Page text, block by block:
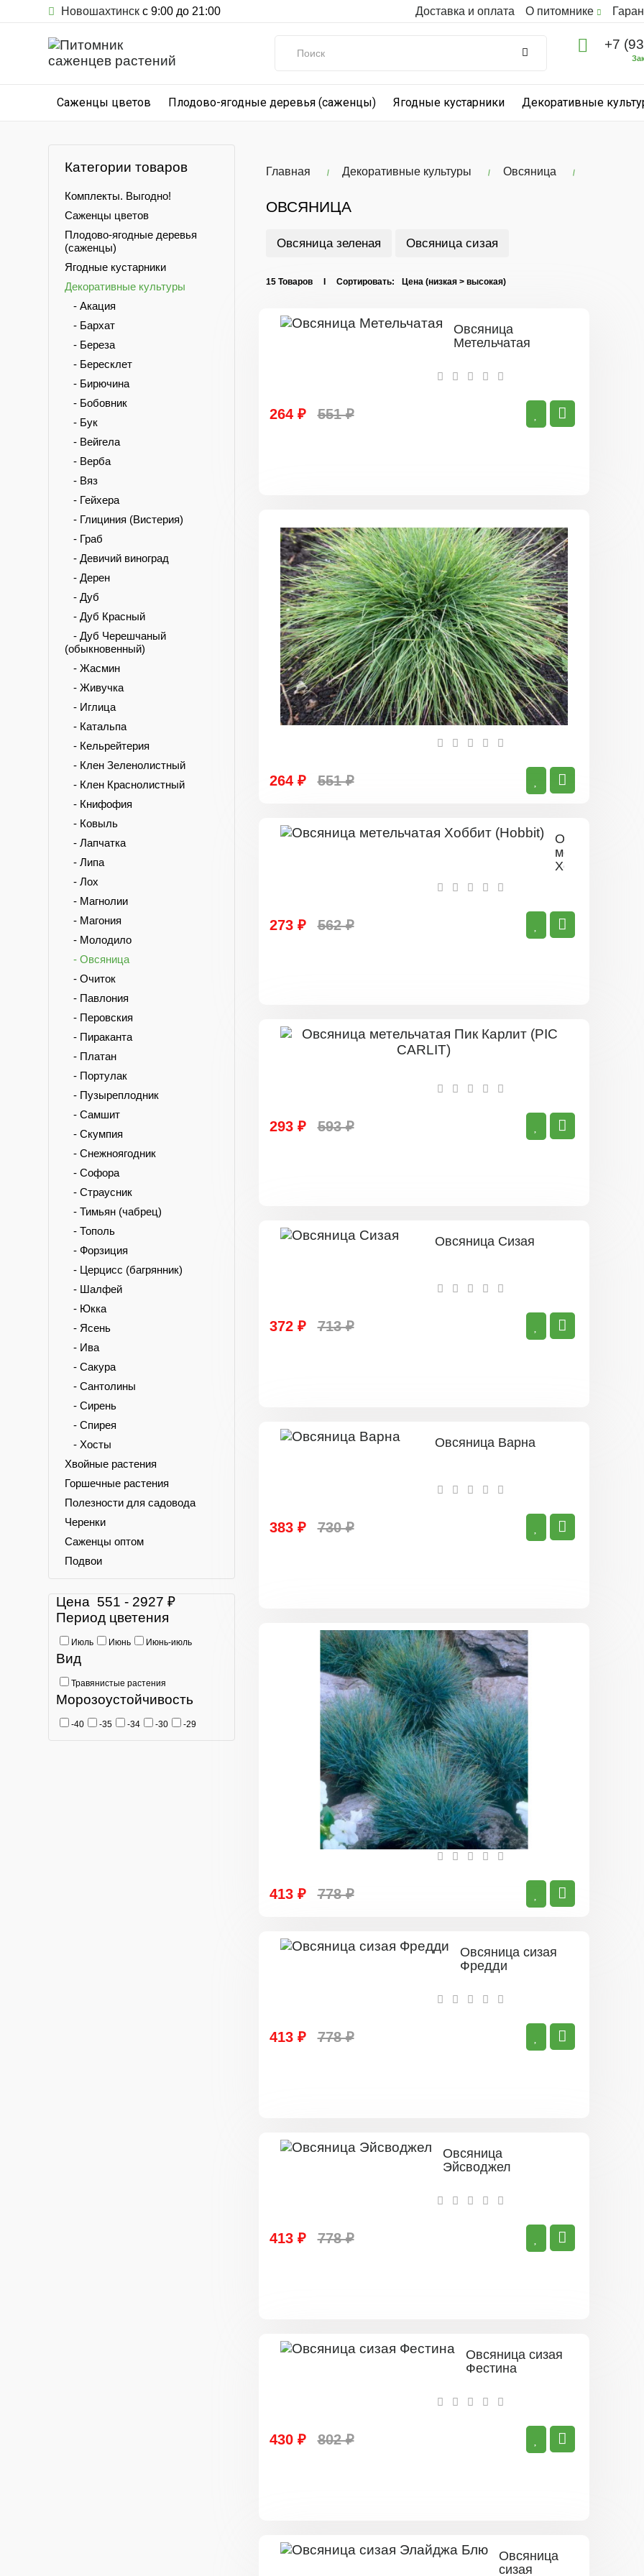
Новошахтинск с 9:00 до 21:00 Доставка и оплата О питомнике
+7
Саженцы цветов Плодово-ягодные деревья (саженцы) Ягодные кустарники Декоративные
Категории товаров
Комплекты. Выгодно!
Саженцы цветов
Плодово-ягодные деревья
(саженцы)
Ягодные кустарники
Декоративные культуры
- Акация
- Бархат
- Береза
- Бересклет
- Бирючина
- Бобовник
- Бук
- Вейгела
- Верба
- Вяз
- Гейхера
- Глициния (Вистерия)
- Граб
- Девичий виноград
- Дерен
- Дуб
- Дуб Красный
- Дуб Черешчаный
(обыкновенный)
- Жасмин
- Живучка
- Иглица
- Катальпа
- Кельрейтерия
- Клен Зеленолистный
- Клен Краснолистный
- Книфофия
- Ковыль
- Лапчатка
- Липа
- Лох
- Магнолии
- Магония
- Молодило
- Овсяница
- Очиток
- Павлония
- Перовския
- Пираканта
- Платан
- Портулак
- Пузыреплодник
- Самшит
- Скумпия
- Снежноягодник
- Софора
- Страусник
- Тимьян (чабрец)
- Тополь
- Форзиция
- Церцисс (багрянник)
- Шалфей
- Юкка
- Ясень
- Ива
- Сакура
- Сантолины
- Сирень
- Спирея
- Хосты
Хвойные растения
Горшечные растения
Полезности для садовода
Черенки
Саженцы оптом
Подвои
Цена 551 - 2927 ₽
Период цветения
Июль Июнь Июнь-июль
Вид
Травянистые растения
Морозоустойчивость
-40 -35 -34 -30 -29
Главная Декоративные культуры Овсяница
ОВСЯНИЦА
Овсяница зеленая Овсяница сизая
15 Товаров I Сортировать:
Овсяница
Метельчатая
264 ₽ 551 ₽
264 ₽ 551 ₽
Овсяница
метельчатая
Хоббит
273 ₽ 562 ₽
293 ₽ 593 ₽
Овсяница Сизая
372 ₽ 713 ₽
Овсяница Варна
383 ₽ 730 ₽
413 ₽ 778 ₽
Овсяница сизая
Фредди
413 ₽ 778 ₽
Овсяница
Эйсводжел
413 ₽ 778 ₽
Овсяница сизая
Фестина
430 ₽ 802 ₽
Овсяница
сизая